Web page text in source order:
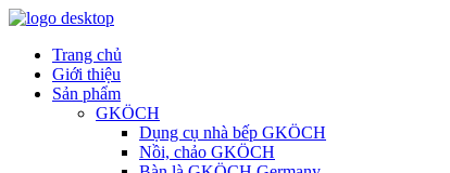
Trang chủ
Giới thiệu
Sản phẩm
GKÖCH
Dụng cụ nhà bếp GKÖCH
Nồi, chảo GKÖCH